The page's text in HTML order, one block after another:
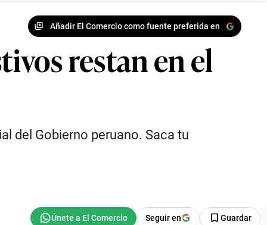
Añadir El Comercio como fuente preferida en
restan en el
del Gobierno peruano. Saca tu
Seguir en Guardar